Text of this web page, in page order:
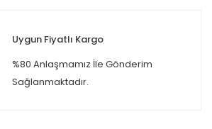
Uygun Fiyatlı Kargo
%80 Anlaşmamız İle Gönderim
Sağlanmaktadır.